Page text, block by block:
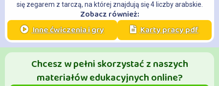
się zegarem z tarczą, na której znajdują się 4 liczby arabskie.
Zobacz również:
Inne ćwiczenia i gry Karty pracy pdf
Chcesz w pełni skorzystać z naszych
materiałów edukacyjnych online?